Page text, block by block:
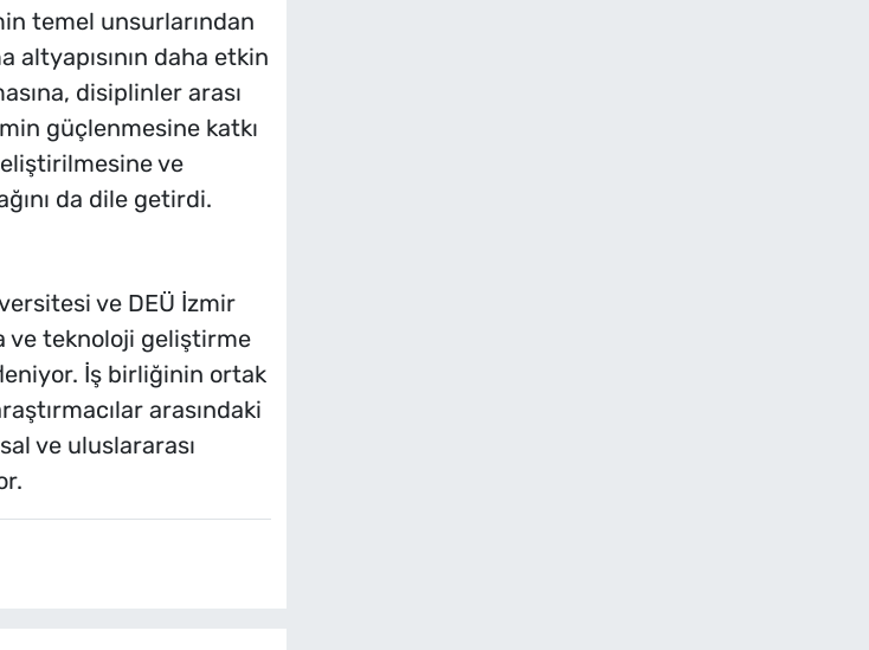
temel unsurlarından
daha etkin
disiplinler arası
güçlenmesine katkı
ve
da dile getirdi.
ve DEÜ İzmir
ve teknoloji geliştirme
İş birliğinin ortak
arasındaki
ve uluslararası